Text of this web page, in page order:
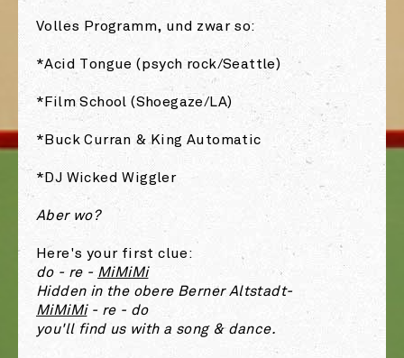
Volles Programm, und zwar so:
*Acid Tongue (psych rock/Seattle)
*Film School (Shoegaze/LA)
*Buck Curran & King Automatic
*DJ Wicked Wiggler
Aber wo?
Here's your first clue:
do - re -MiMiMi
Hidden in the obere Berner Altstadt-
MiMiMi- re - do
you'll find us with a song & dance.